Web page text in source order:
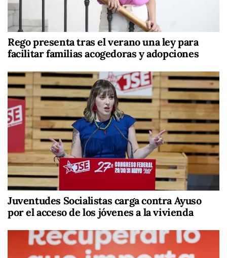
Rego presenta tras el verano una ley para
facilitar familias acogedoras y adopciones
Juventudes Socialistas carga contra Ayuso
por el acceso de los jóvenes a la vivienda